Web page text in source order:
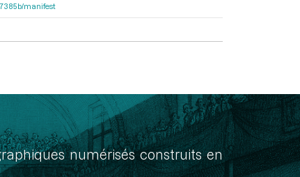
manifest
numérisés construits en